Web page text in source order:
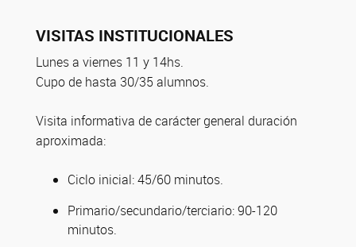
VISITAS INSTITUCIONALES
Lunes a viernes 11 y 14hs.
Cupo de hasta 30/35 alumnos.
Visita informativa de carácter general duración
aproximada:
Ciclo inicial: 45/60 minutos.
Primario/secundario/terciario: 90-120
minutos.